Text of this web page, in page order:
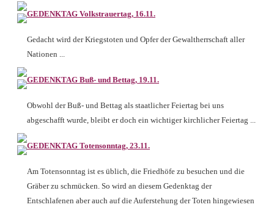
GEDENKTAG Volkstrauertag, 16.11.
Gedacht wird der Kriegstoten und Opfer der Gewaltherrschaft aller
Nationen ...
GEDENKTAG Buß- und Bettag, 19.11.
Obwohl der Buß- und Bettag als staatlicher Feiertag bei uns
abgeschafft wurde, bleibt er doch ein wichtiger kirchlicher Feiertag ...
GEDENKTAG Totensonntag, 23.11.
Am Totensonntag ist es üblich, die Friedhöfe zu besuchen und die
Gräber zu schmücken. So wird an diesem Gedenktag der
Entschlafenen aber auch auf die Auferstehung der Toten hingewiesen